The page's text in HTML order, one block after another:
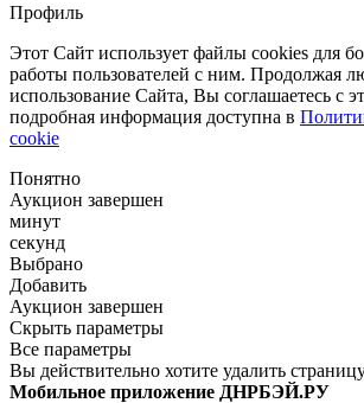
Профиль
Этот Сайт использует файлы cookies для
работы пользователей с ним. Продолжая
использование Сайта, Вы соглашаетесь с
подробная информация доступна в
cookie
Понятно
Аукцион завершен
минут
секунд
Выбрано
Добавить
Аукцион завершен
Скрыть параметры
Все параметры
Вы действительно хотите удалить
Мобильное приложение ДНРБЭЙ.РУ